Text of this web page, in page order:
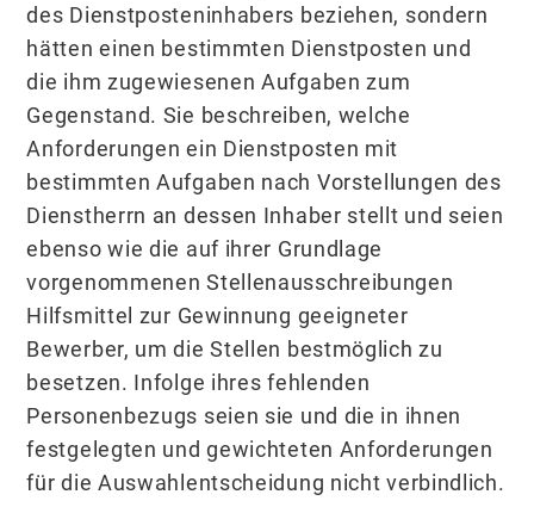
des Dienstposteninhabers beziehen, sondern
hätten einen bestimmten Dienstposten und
die ihm zugewiesenen Aufgaben zum
Gegenstand. Sie beschreiben, welche
Anforderungen ein Dienstposten mit
bestimmten Aufgaben nach Vorstellungen des
Dienstherrn an dessen Inhaber stellt und seien
ebenso wie die auf ihrer Grundlage
vorgenommenen Stellenausschreibungen
Hilfsmittel zur Gewinnung geeigneter
Bewerber, um die Stellen bestmöglich zu
besetzen. Infolge ihres fehlenden
Personenbezugs seien sie und die in ihnen
festgelegten und gewichteten Anforderungen
für die Auswahlentscheidung nicht verbindlich.